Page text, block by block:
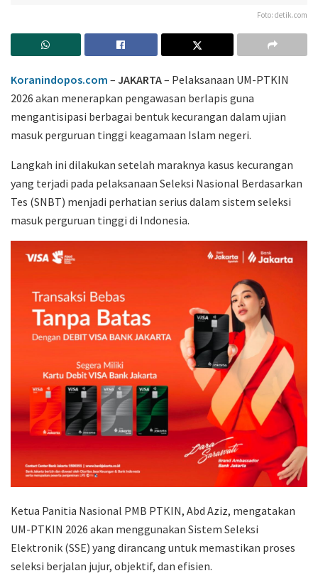
Foto: detik.com
Koranindopos.com – JAKARTA– Pelaksanaan UM-PTKIN
2026 akan menerapkan pengawasan berlapis guna
mengantisipasi berbagai bentuk kecurangan dalam ujian
masuk perguruan tinggi keagamaan Islam negeri.
Langkah ini dilakukan setelah maraknya kasus kecurangan
yang terjadi pada pelaksanaan Seleksi Nasional Berdasarkan
Tes (SNBT) menjadi perhatian serius dalam sistem seleksi
masuk perguruan tinggi di Indonesia.
Ketua Panitia Nasional PMB PTKIN, Abd Aziz, mengatakan
UM-PTKIN 2026 akan menggunakan Sistem Seleksi
Elektronik (SSE) yang dirancang untuk memastikan proses
seleksi berjalan jujur, objektif, dan efisien.